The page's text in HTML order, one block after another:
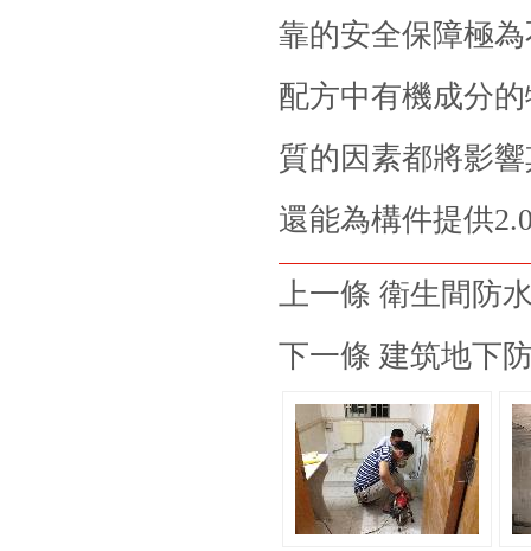
靠的安全保障極
配方中有機成分
質的因素都將影
還能為構件提供
上一條 衛生間防
下一條 建筑地下